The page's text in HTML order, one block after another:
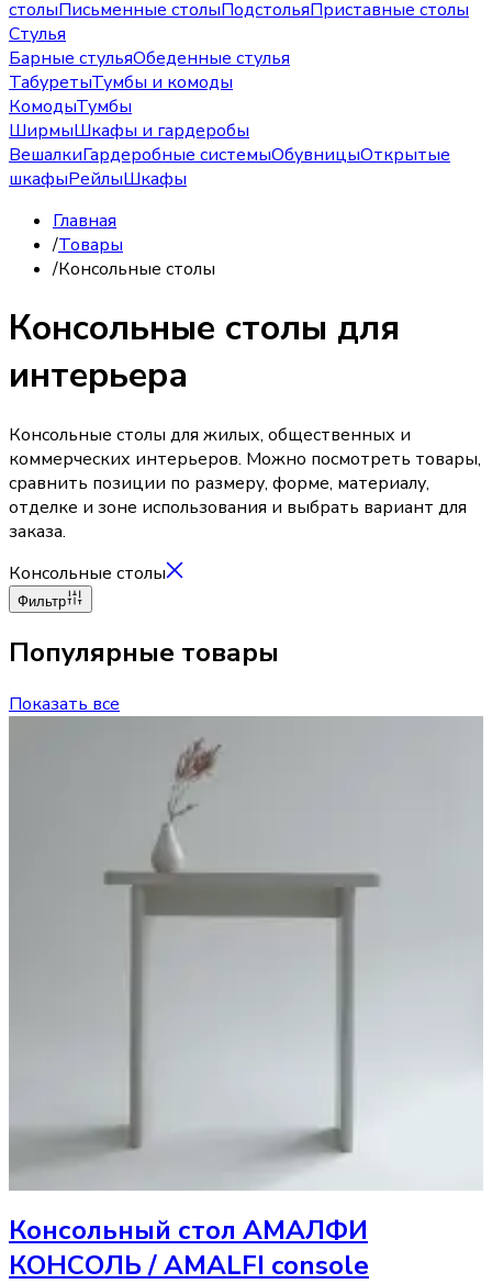
столыПисьменные столыПодстольяПриставные столы
Стулья
Барные стульяОбеденные стулья
ТабуретыТумбы и комоды
КомодыТумбы
ШирмыШкафы и гардеробы
ВешалкиГардеробные системыОбувницыОткрытые
шкафыРейлыШкафы
Главная
/Товары
/Консольные столы
Консольные столы для
интерьера
Консольные столы для жилых, общественных и
коммерческих интерьеров. Можно посмотреть товары,
сравнить позиции по размеру, форме, материалу,
отделке и зоне использования и выбрать вариант для
заказа.
Консольные столы
Фильтр
Популярные товары
Показать все
Консольный стол АМАЛФИ
КОНСОЛЬ / AMALFI console